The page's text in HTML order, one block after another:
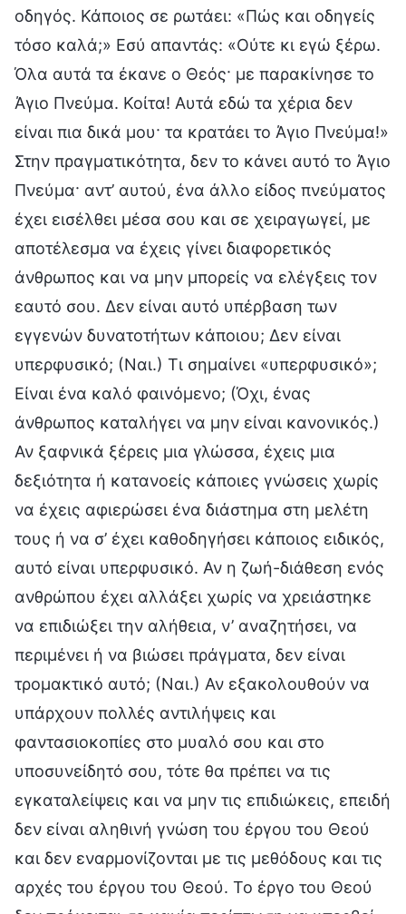
οδηγός. Κάποιος σε ρωτάει: «Πώς και οδηγείς
τόσο καλά;» Εσύ απαντάς: «Ούτε κι εγώ ξέρω.
Όλα αυτά τα έκανε ο Θεός· με παρακίνησε το
Άγιο Πνεύμα. Κοίτα! Αυτά εδώ τα χέρια δεν
είναι πια δικά μου· τα κρατάει το Άγιο Πνεύμα!»
Στην πραγματικότητα, δεν το κάνει αυτό το Άγιο
Πνεύμα· αντ’ αυτού, ένα άλλο είδος πνεύματος
έχει εισέλθει μέσα σου και σε χειραγωγεί, με
αποτέλεσμα να έχεις γίνει διαφορετικός
άνθρωπος και να μην μπορείς να ελέγξεις τον
εαυτό σου. Δεν είναι αυτό υπέρβαση των
εγγενών δυνατοτήτων κάποιου; Δεν είναι
υπερφυσικό; (Ναι.) Τι σημαίνει «υπερφυσικό»;
Είναι ένα καλό φαινόμενο; (Όχι, ένας
άνθρωπος καταλήγει να μην είναι κανονικός.)
Αν ξαφνικά ξέρεις μια γλώσσα, έχεις μια
δεξιότητα ή κατανοείς κάποιες γνώσεις χωρίς
να έχεις αφιερώσει ένα διάστημα στη μελέτη
τους ή να σ’ έχει καθοδηγήσει κάποιος ειδικός,
αυτό είναι υπερφυσικό. Αν η ζωή-διάθεση ενός
ανθρώπου έχει αλλάξει χωρίς να χρειάστηκε
να επιδιώξει την αλήθεια, ν’ αναζητήσει, να
περιμένει ή να βιώσει πράγματα, δεν είναι
τρομακτικό αυτό; (Ναι.) Αν εξακολουθούν να
υπάρχουν πολλές αντιλήψεις και
φαντασιοκοπίες στο μυαλό σου και στο
υποσυνείδητό σου, τότε θα πρέπει να τις
εγκαταλείψεις και να μην τις επιδιώκεις, επειδή
δεν είναι αληθινή γνώση του έργου του Θεού
και δεν εναρμονίζονται με τις μεθόδους και τις
αρχές του έργου του Θεού. Το έργο του Θεού